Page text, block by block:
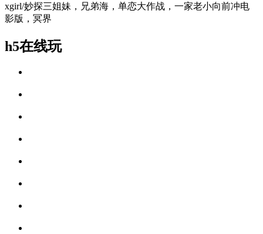
xgirl/妙探三姐妹，兄弟海，单恋大作战，一家老小向前冲电
影版，冥界
h5在线玩